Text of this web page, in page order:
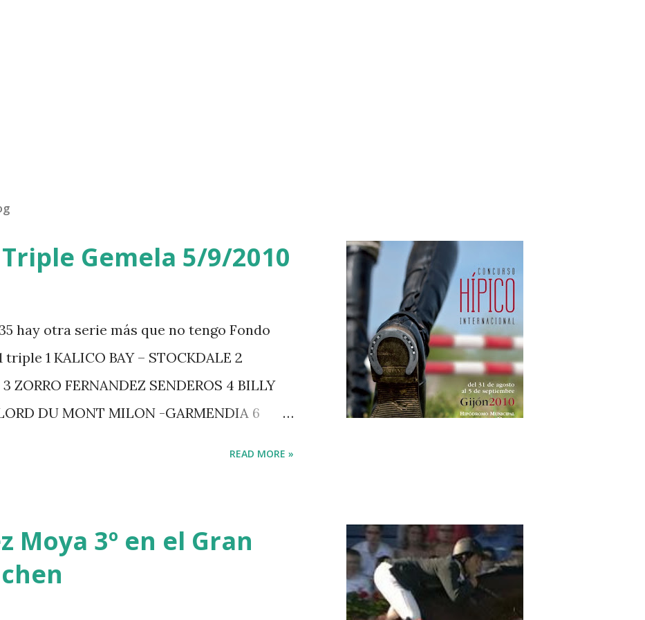
Gemela 5/9/2010
hay otra serie más que no tengo Fondo
1 KALICO BAY – STOCKDALE 2
ZORRO FERNANDEZ SENDEROS 4 BILLY
DU MONT MILON -GARMENDIA 6
7 MO CHROI - O’BRIEN 8 CARMENA Z -
-RAMZY AL DUHAMI 10 NOVEL -
NIGHT -LEVY 2 K CLUB LADY -
READ MORE »
Moya 3º en el Gran